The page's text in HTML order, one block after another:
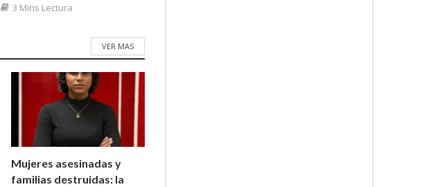
3 Mins Lectura
VER MAS
Mujeres asesinadas y
familias destruidas: la